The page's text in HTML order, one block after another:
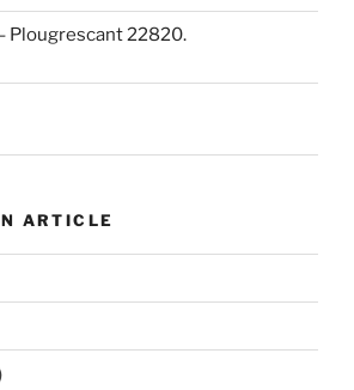
Plougrescant 22820.
ARTICLE